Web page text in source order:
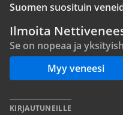
Suomen suosituin
Ilmoita
Se on nopeaa ja
Myy veneesi
KIRJAUTUNEILLE